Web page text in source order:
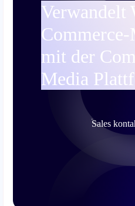
Verwandelt
Commerce-
mit der
Media
Sales